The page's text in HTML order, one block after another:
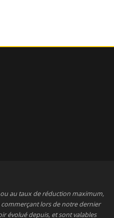
au taux de réduction maximum,
lors de notre dernier
évolué depuis, et sont valables